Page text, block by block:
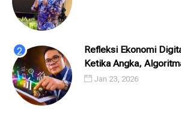
Refleksi Ekonomi
Ketika Angka,
Saling Menatap
Jan 23, 2026